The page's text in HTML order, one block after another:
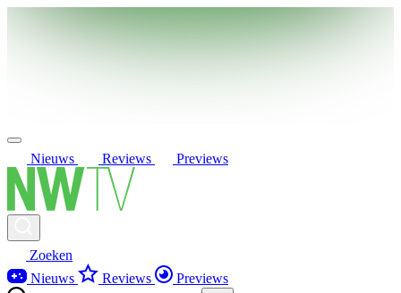
Nieuws Reviews Previews
Zoeken
Nieuws
Reviews Previews